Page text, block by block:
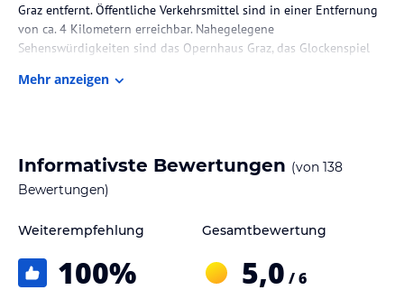
Graz entfernt. Öffentliche Verkehrsmittel sind in einer Entfernung
von ca. 4 Kilometern erreichbar. Nahegelegene
Sehenswürdigkeiten sind das Opernhaus Graz, das Glockenspiel
Minibar, Schreibtisch, Kühlschrank und Kaffee-/Teekocher. Im
Badezimmer befinden sich eine Dusche, Badewanne, Haartrockner
Das Hotel bietet verschiedene gastronomische Einrichtungen,
Mehr anzeigen
Informativste Bewertungen (von 138
Bewertungen)
Weiterempfehlung
100%
Gesamtbewertung
5,0 / 6